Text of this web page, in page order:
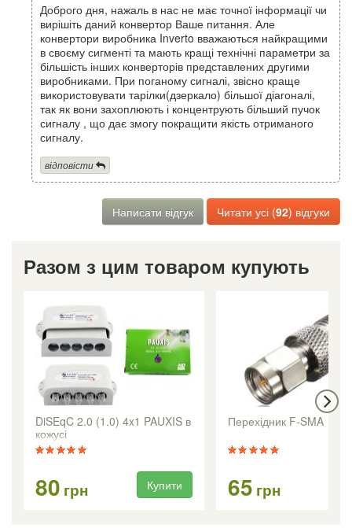
Доброго дня, нажаль в нас не має точної інформації чи
вирішіть даний конвертор Ваше питання. Але
конвертори виробника Inverto вважаються найкращими
в своєму сигменті та мають кращі технічні параметри за
більшість інших конверторів представлених другими
виробниками. При поганому сигналі, звісно краще
використовувати тарілки(дзеркало) більшої діагоналі,
так як вони захоплюють і концентрують більший пучок
сигналу , що дає змогу покращити якість отриманого
сигналу.
відповісти
Написати відгук Читати усі (92) відгуки
Разом з цим товаром купують
DiSEqC 2.0 (1.0) 4x1 PAUXIS в
кожусі
80 грн Купити
Перехідник F-SMA
65 грн